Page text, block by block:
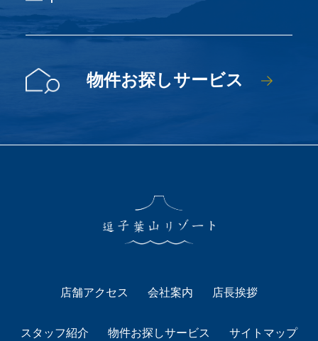
物件お探しサービス
店舗アクセス 会社案内 店長挨拶
スタッフ紹介 物件お探しサービス サイトマップ